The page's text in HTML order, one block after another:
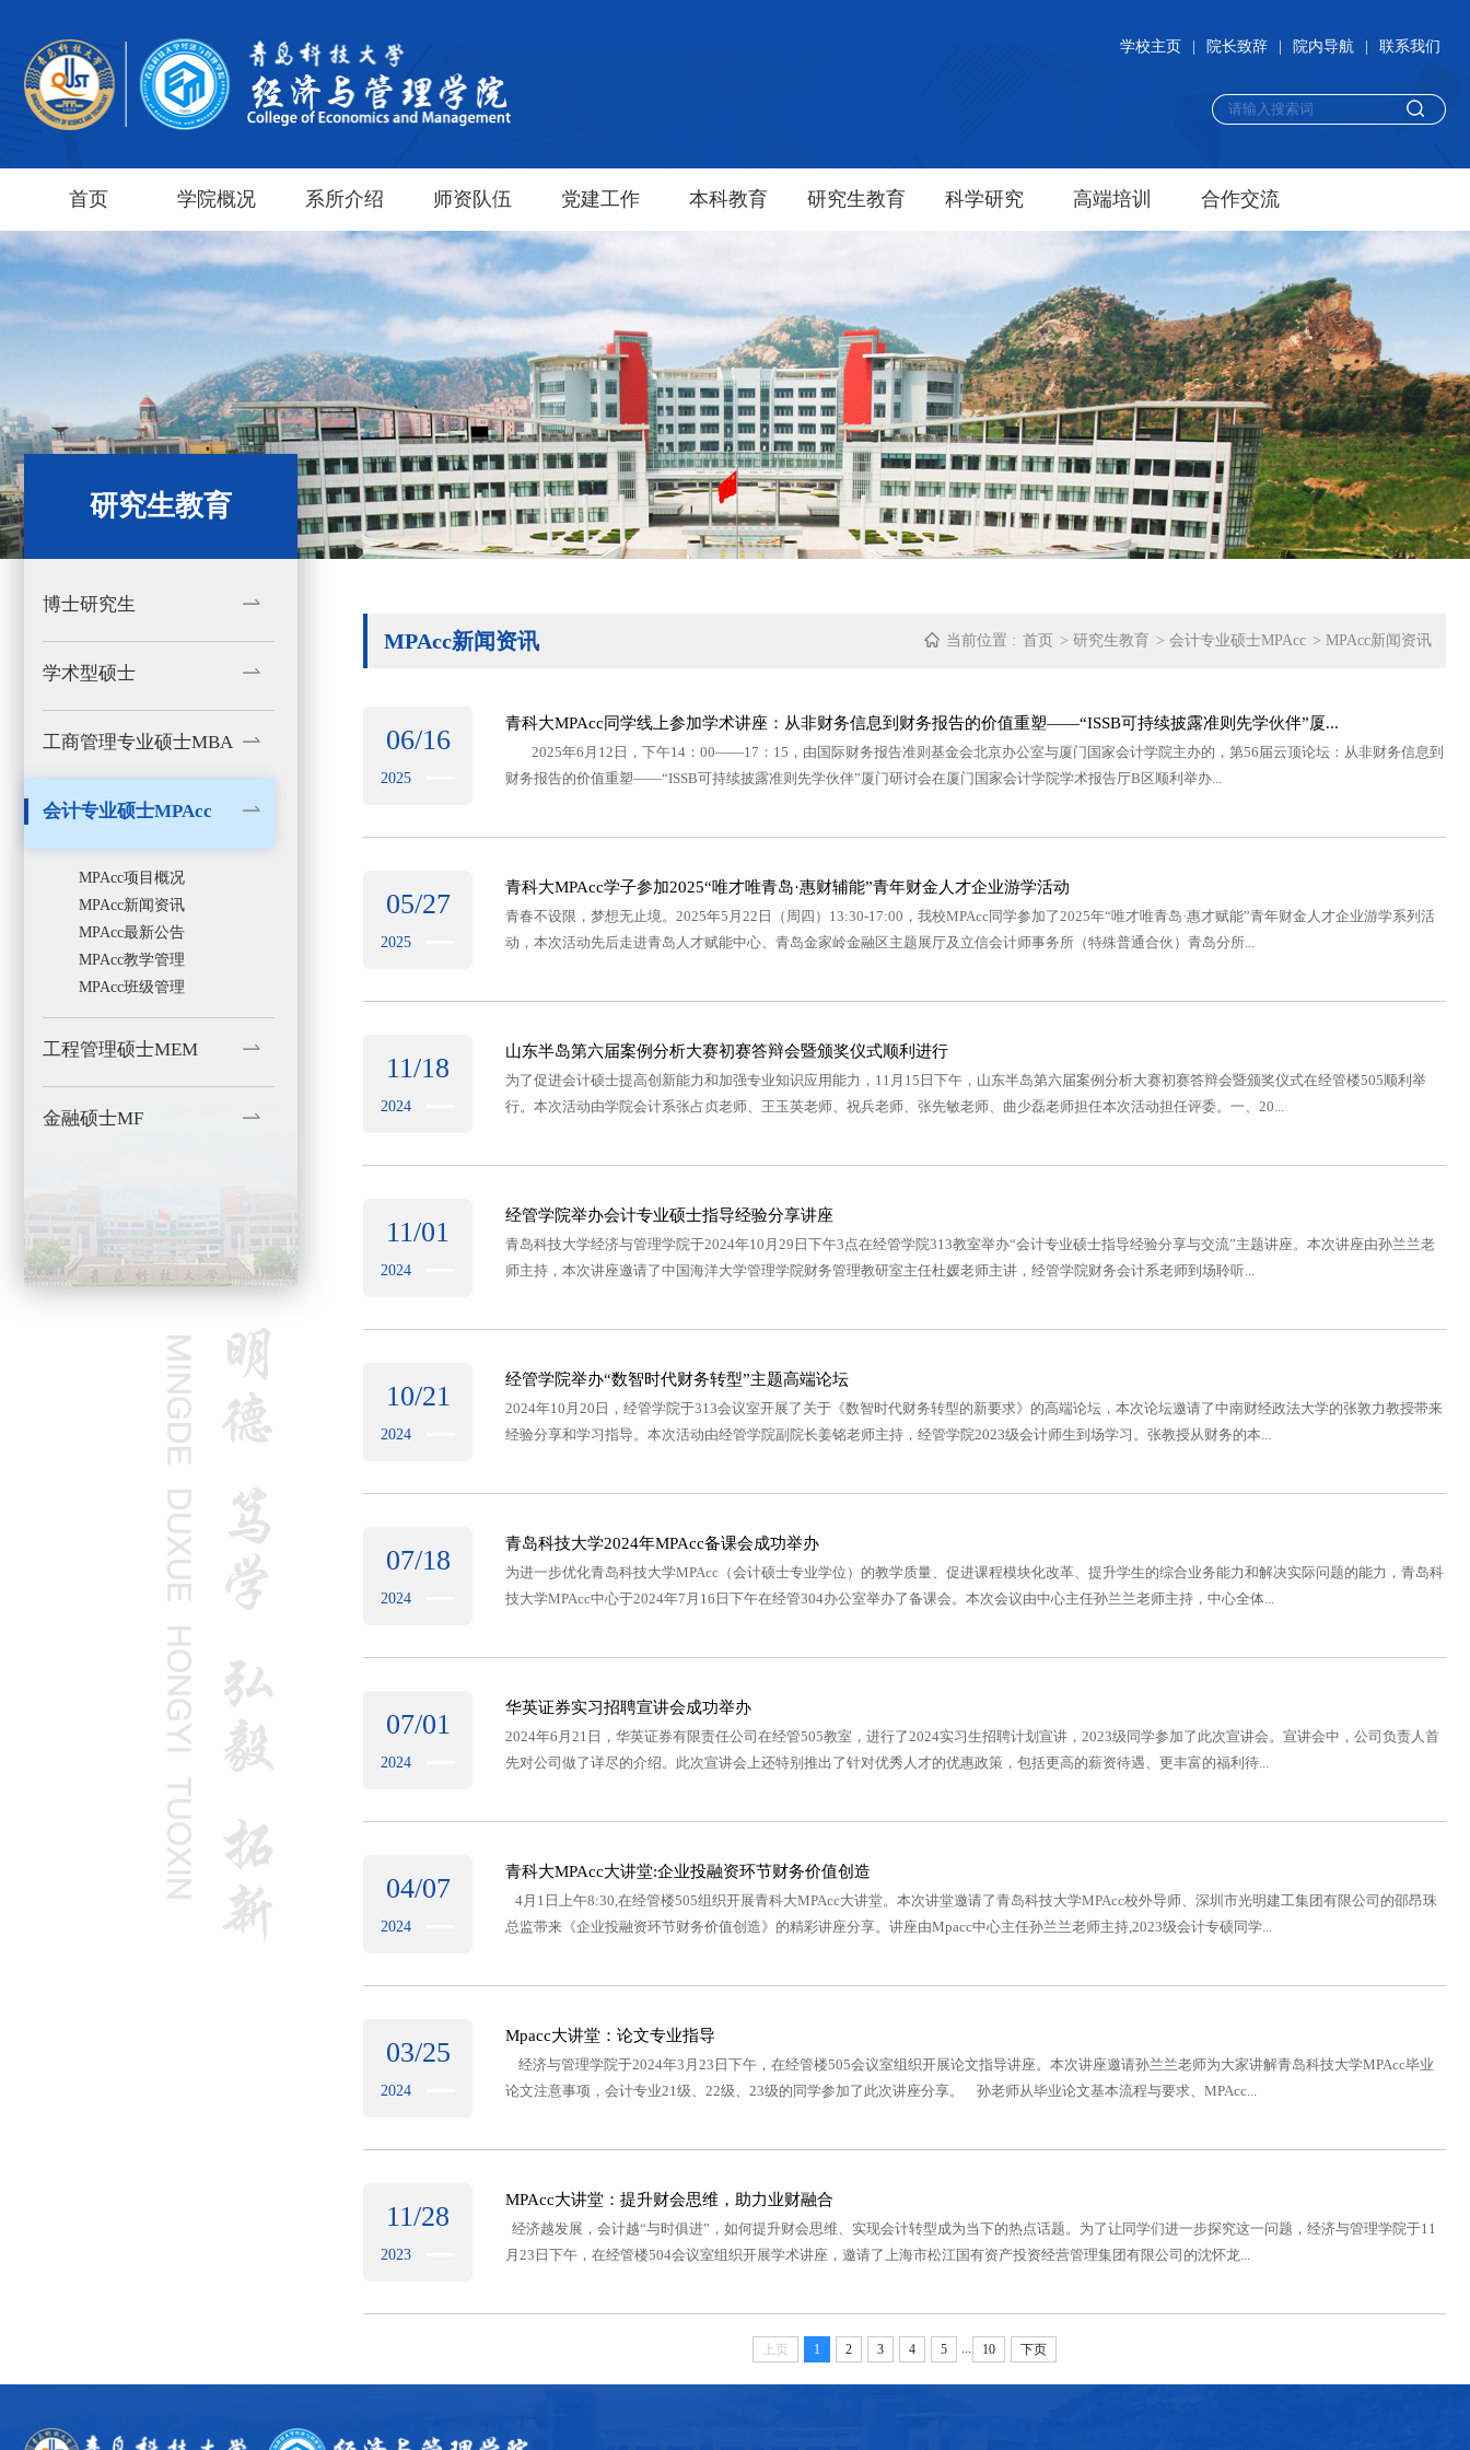
学校主页 院长致辞 院内导航 联系我们
首页 学院概况 系所介绍 师资队伍 党建工作 本科教育 研究生教育 科学研究 高端培训 合作交流
研究生教育
博士研究生
学术型硕士
工商管理专业硕士MBA
会计专业硕士MPAcc
MPAcc项目概况
MPAcc新闻资讯
MPAcc最新公告
MPAcc教学管理
MPAcc班级管理
工程管理硕士MEM
金融硕士MF
MPAcc新闻资讯 当前位置 : 首页 > 研究生教育 > 会计专业硕士MPAcc > MPAcc新闻资讯
06/16
2025
青科大MPAcc同学线上参加学术讲座：从非财务信息到财务报告的价值重塑——“ISSB可持续披露准则先学伙伴”厦...
2025年6月12日，下午14：00——17：15，由国际财务报告准则基金会北京办公室与厦门国家会计学院主办的，第56届云顶论坛：从非财务信息到
财务报告的价值重塑——“ISSB可持续披露准则先学伙伴”厦门研讨会在厦门国家会计学院学术报告厅B区顺利举办...
05/27
2025
青科大MPAcc学子参加2025“唯才唯青岛·惠财辅能”青年财金人才企业游学活动
青春不设限，梦想无止境。2025年5月22日（周四）13:30-17:00，我校MPAcc同学参加了2025年“唯才唯青岛·惠才赋能”青年财金人才企业游学系列活
动，本次活动先后走进青岛人才赋能中心、青岛金家岭金融区主题展厅及立信会计师事务所（特殊普通合伙）青岛分所...
11/18
2024
山东半岛第六届案例分析大赛初赛答辩会暨颁奖仪式顺利进行
为了促进会计硕士提高创新能力和加强专业知识应用能力，11月15日下午，山东半岛第六届案例分析大赛初赛答辩会暨颁奖仪式在经管楼505顺利举
行。本次活动由学院会计系张占贞老师、王玉英老师、祝兵老师、张先敏老师、曲少磊老师担任本次活动担任评委。一、20...
11/01
2024
经管学院举办会计专业硕士指导经验分享讲座
青岛科技大学经济与管理学院于2024年10月29日下午3点在经管学院313教室举办“会计专业硕士指导经验分享与交流”主题讲座。本次讲座由孙兰兰老
师主持，本次讲座邀请了中国海洋大学管理学院财务管理教研室主任杜媛老师主讲，经管学院财务会计系老师到场聆听...
10/21
2024
经管学院举办“数智时代财务转型”主题高端论坛
2024年10月20日，经管学院于313会议室开展了关于《数智时代财务转型的新要求》的高端论坛，本次论坛邀请了中南财经政法大学的张敦力教授带来
经验分享和学习指导。本次活动由经管学院副院长姜铭老师主持，经管学院2023级会计师生到场学习。张教授从财务的本...
07/18
2024
青岛科技大学2024年MPAcc备课会成功举办
为进一步优化青岛科技大学MPAcc（会计硕士专业学位）的教学质量、促进课程模块化改革、提升学生的综合业务能力和解决实际问题的能力，青岛科
技大学MPAcc中心于2024年7月16日下午在经管304办公室举办了备课会。本次会议由中心主任孙兰兰老师主持，中心全体...
07/01
2024
华英证券实习招聘宣讲会成功举办
2024年6月21日，华英证券有限责任公司在经管505教室，进行了2024实习生招聘计划宣讲，2023级同学参加了此次宣讲会。宣讲会中，公司负责人首
先对公司做了详尽的介绍。此次宣讲会上还特别推出了针对优秀人才的优惠政策，包括更高的薪资待遇、更丰富的福利待...
04/07
2024
青科大MPAcc大讲堂:企业投融资环节财务价值创造
4月1日上午8:30,在经管楼505组织开展青科大MPAcc大讲堂。本次讲堂邀请了青岛科技大学MPAcc校外导师、深圳市光明建工集团有限公司的邵昂珠
总监带来《企业投融资环节财务价值创造》的精彩讲座分享。讲座由Mpacc中心主任孙兰兰老师主持,2023级会计专硕同学...
03/25
2024
Mpacc大讲堂：论文专业指导
经济与管理学院于2024年3月23日下午，在经管楼505会议室组织开展论文指导讲座。本次讲座邀请孙兰兰老师为大家讲解青岛科技大学MPAcc毕业
论文注意事项，会计专业21级、22级、23级的同学参加了此次讲座分享。 孙老师从毕业论文基本流程与要求、MPAcc...
11/28
2023
MPAcc大讲堂：提升财会思维，助力业财融合
经济越发展，会计越“与时俱进”，如何提升财会思维、实现会计转型成为当下的热点话题。为了让同学们进一步探究这一问题，经济与管理学院于11
月23日下午，在经管楼504会议室组织开展学术讲座，邀请了上海市松江国有资产投资经营管理集团有限公司的沈怀龙...
上页 1 2 3 4 5 10 下页